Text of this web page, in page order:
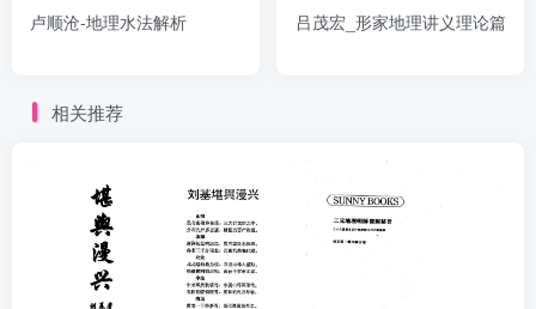
卢顺沧-地理水法解析
吕茂宏_形家地理讲义理论篇
相关推荐